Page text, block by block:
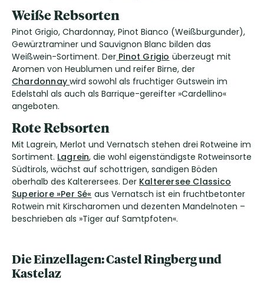
Weiße Rebsorten
Pinot Grigio, Chardonnay, Pinot Bianco (Weißburgunder),
Gewürztraminer und Sauvignon Blanc bilden das
Weißwein-Sortiment. Der Pinot Grigio überzeugt mit
Aromen von Heublumen und reifer Birne, der
Chardonnaywird sowohl als fruchtiger Gutswein im
Edelstahl als auch als Barrique-gereifter »Cardellino«
angeboten.
Rote Rebsorten
Mit Lagrein, Merlot und Vernatsch stehen drei Rotweine im
Sortiment. Lagrein, die wohl eigenständigste Rotweinsorte
Südtirols, wächst auf schottrigen, sandigen Böden
oberhalb des Kalterersees. Der Kalterersee Classico
Superiore »Per Sé« aus Vernatsch ist ein fruchtbetonter
Rotwein mit Kirscharomen und dezenten Mandelnoten –
beschrieben als »Tiger auf Samtpfoten«.
Die Einzellagen: Castel Ringberg und
Kastelaz